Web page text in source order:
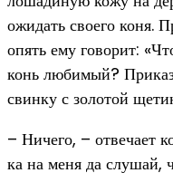
ожидать своего коня.
опять ему говорит:
конь любимый?
свинку с золотой
– Ничего, – отвечает
ка на меня да слушай,